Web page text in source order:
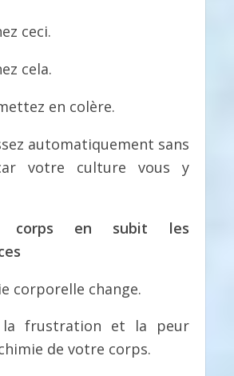
ceci.
cela.
en colère.
automatiquement sans
votre culture vous y
corps en subit les
corporelle change.
la frustration et la peur
de votre corps.